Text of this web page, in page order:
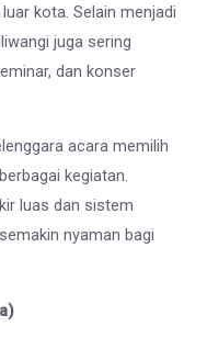
kota. Selain menjadi
juga sering
dan konser
acara memilih
kegiatan.
luas dan sistem
nyaman bagi